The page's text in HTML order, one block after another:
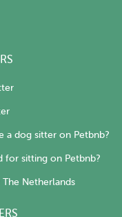
a dog sitter on Petbnb?
for sitting on Petbnb?
Netherlands